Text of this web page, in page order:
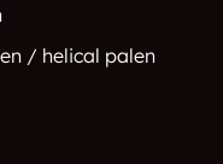
/ helical palen